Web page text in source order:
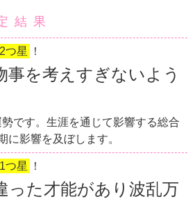
結果
2つ星 ！
事を考えすぎないよう
です。生涯を通じて影響する総合
に影響を及ぼします。
1つ星 ！
った才能があり波乱万